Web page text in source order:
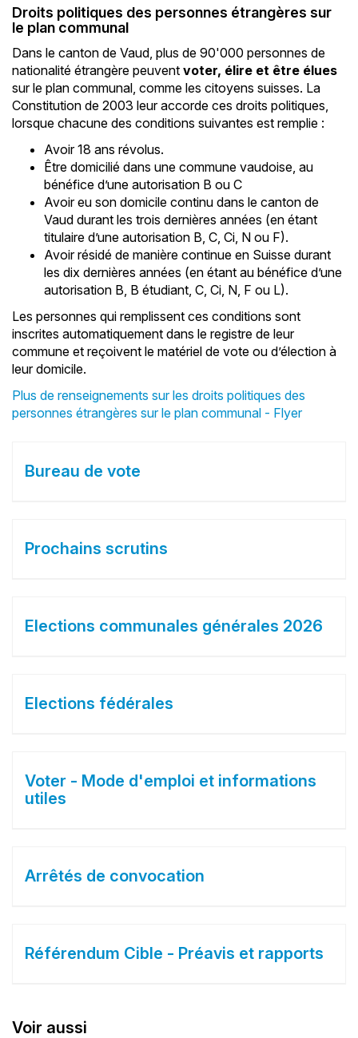
Droits politiques des personnes étrangères sur
le plan communal
Dans le canton de Vaud, plus de 90'000 personnes de
nationalité étrangère peuvent voter, élire et être élues
sur le plan communal, comme les citoyens suisses. La
Constitution de 2003 leur accorde ces droits politiques,
lorsque chacune des conditions suivantes est remplie :
Avoir 18 ans révolus.
Être domicilié dans une commune vaudoise, au
bénéfice d’une autorisation B ou C
Avoir eu son domicile continu dans le canton de
Vaud durant les trois dernières années (en étant
titulaire d’une autorisation B, C, Ci, N ou F).
Avoir résidé de manière continue en Suisse durant
les dix dernières années (en étant au bénéfice d’une
autorisation B, B étudiant, C, Ci, N, F ou L).
Les personnes qui remplissent ces conditions sont
inscrites automatiquement dans le registre de leur
commune et reçoivent le matériel de vote ou d’élection à
leur domicile.
Plus de renseignements sur les droits politiques des
personnes étrangères sur le plan communal - Flyer
Bureau de vote
Prochains scrutins
Elections communales générales 2026
Elections fédérales
Voter - Mode d'emploi et informations
utiles
Arrêtés de convocation
Référendum Cible - Préavis et rapports
Voir aussi